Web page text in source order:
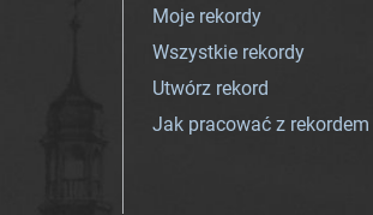
Moje rekordy
Wszystkie rekordy
Utwórz rekord
Jak pracować z rekordem